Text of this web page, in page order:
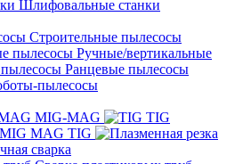
Шлифовальные станки
Строительные пылесосы
Ручные/вертикальные
Ранцевые пылесосы
пылесосы
MIG-MAG
TIG
MAG TIG
сварка